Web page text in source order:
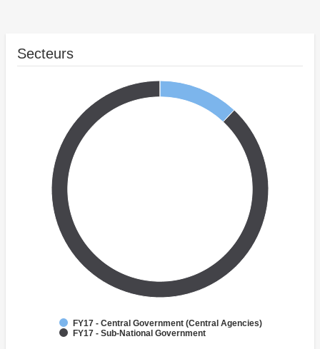
Secteurs
FY17 - Central Government (Central Agencies)
FY17 - Sub-National Government